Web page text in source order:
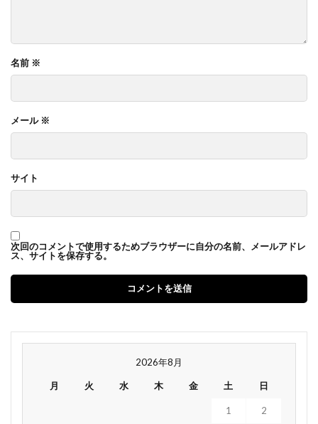
名前 ※
メール ※
サイト
次回のコメントで使用するためブラウザーに自分の名前、メールアドレ
ス、サイトを保存する。
2026年8月
月 火 水 木 金 土 日
1 2